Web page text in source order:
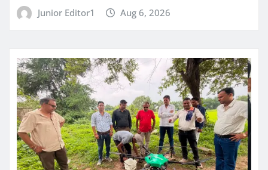
Junior Editor1 Aug 6, 2026